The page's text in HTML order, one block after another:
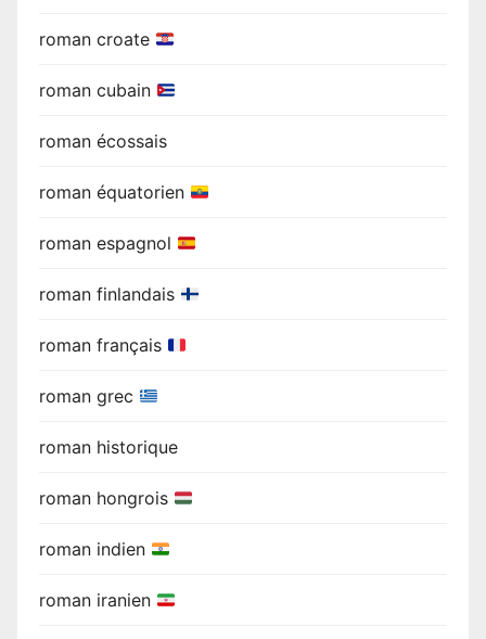
roman croate
roman cubain
roman écossais
roman équatorien
roman espagnol
roman finlandais
roman français
roman grec
roman historique
roman hongrois
roman indien
roman iranien